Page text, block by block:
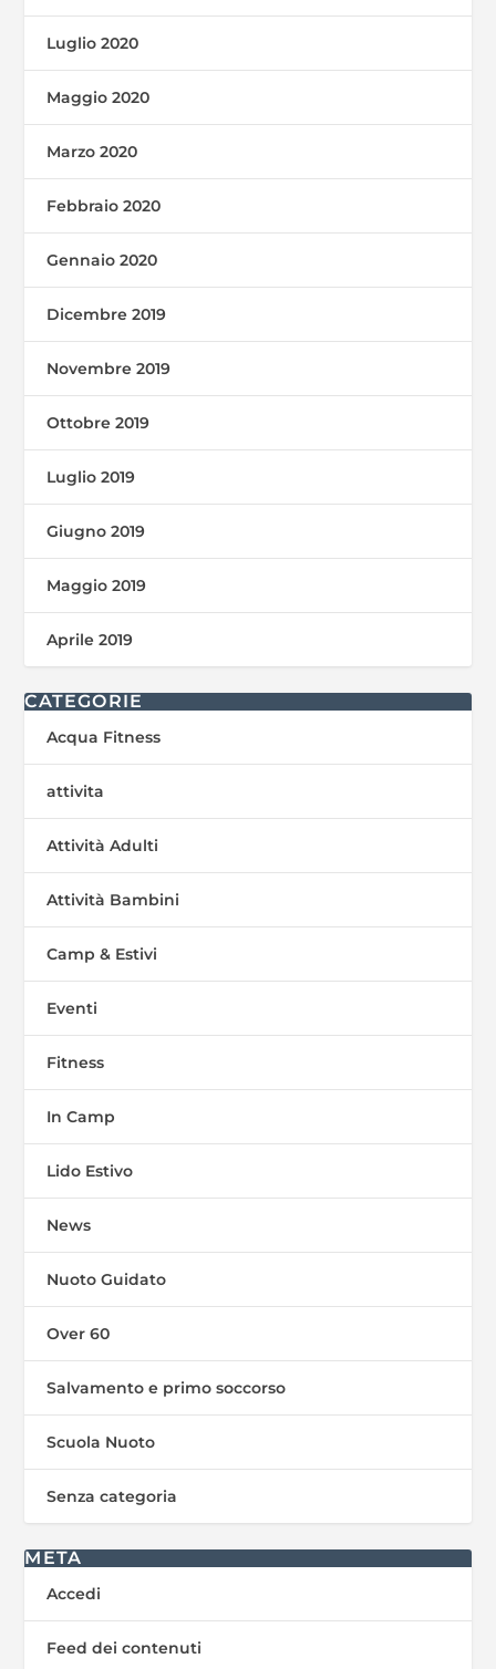
Luglio 2020
Maggio 2020
Marzo 2020
Febbraio 2020
Gennaio 2020
Dicembre 2019
Novembre 2019
Ottobre 2019
Luglio 2019
Giugno 2019
Maggio 2019
Aprile 2019
CATEGORIE
Acqua Fitness
attivita
Attività Adulti
Attività Bambini
Camp & Estivi
Eventi
Fitness
In Camp
Lido Estivo
News
Nuoto Guidato
Over 60
Salvamento e primo soccorso
Scuola Nuoto
Senza categoria
META
Accedi
Feed dei contenuti